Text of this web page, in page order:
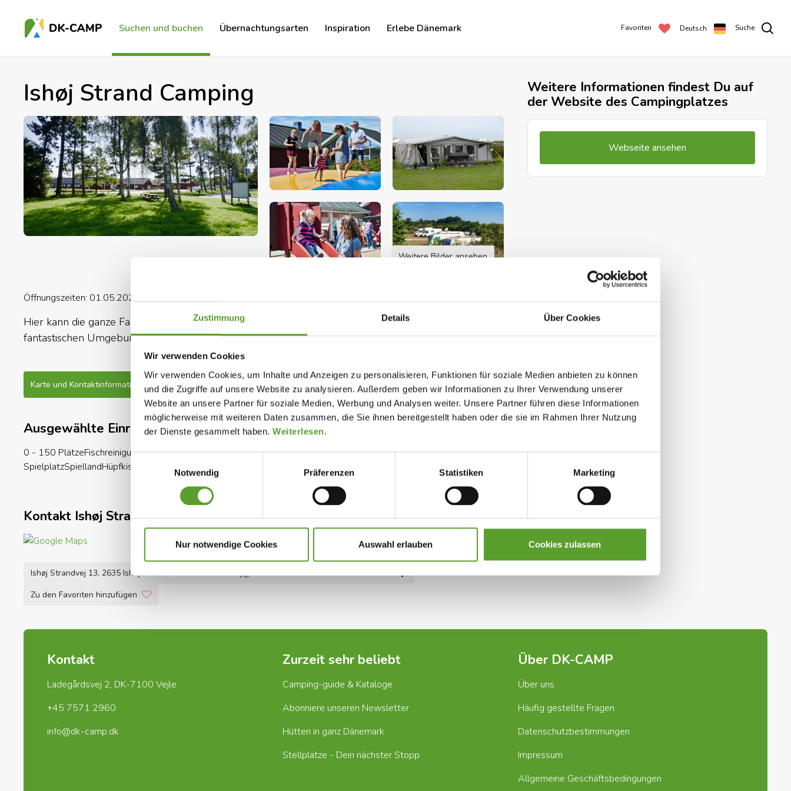
Zustimmung Details Über Cookies
Wir verwenden Cookies
Wir verwenden Cookies, um Inhalte und Anzeigen zu personalisieren, Funktionen für soziale Medien anbieten zu können
und die Zugriffe auf unsere Website zu analysieren. Außerdem geben wir Informationen zu Ihrer Verwendung unserer
Website an unsere Partner für soziale Medien, Werbung und Analysen weiter. Unsere Partner führen diese Informationen
möglicherweise mit weiteren Daten zusammen, die Sie ihnen bereitgestellt haben oder die sie im Rahmen Ihrer Nutzung
der Dienste gesammelt haben. Weiterlesen.
Einwilligungsauswahl
Notwendig
Präferenzen Statistiken Marketing
Nur notwendige Cookies Auswahl erlauben Cookies zulassen
Favoriten
Suchen und buchen Übernachtungsarten Inspiration Erlebe Dänemark Deutsch Suche
Ishøj Strand Camping
Weitere Bilder ansehen
Öffnungszeiten: 01.05.2026 - 01.09.2026
Hier kann die ganze Familie in der Nähe von Kopenhagen wohnen und gleichzeitig in einer
fantastischen Umgebung mit wunderschöner Natur übernachten.
Karte und Kontaktinformation Gesamte Beschreibung
Ausgewählte Einrichtungen
0 - 150 PlätzeFischreinigungsplatz und GefrierschrankFahrradrouten (< 5 Km)Wander- und Laufstrecken (< 5 Km)
SpielplatzSpiellandHüpfkissen Familien-Umkleidekabine BehindertenraumAufenthaltsraum
Kontakt Ishøj Strand Camping
Ishøj Strandvej 13, 2635 Ishøj +45 4353 5015 ishoj@danhostel.dk Webseite ansehen
Facebook
Zu den Favoriten hinzufügen
Weitere Informationen findest Du auf
der Website des Campingplatzes
Webseite ansehen
Kontakt
Ladegårdsvej 2, DK-7100 Vejle
+45 7571 2960
info@dk-camp.dk
Zurzeit sehr beliebt
Camping-guide & Kataloge
Abonniere unseren Newsletter
Hütten in ganz Dänemark
Stellplätze - Dein nächster Stopp
Über DK-CAMP
Über uns
Häufig gestellte Fragen
Datenschutzbestimmungen
Impressum
Allgemeine Geschäftsbedingungen